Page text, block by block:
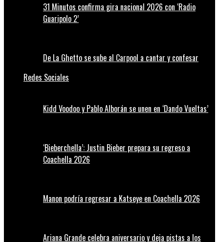
31 Minutos confirma gira nacional 2026 con ‘Radio
Guaripolo 2’
De La Ghetto se sube al Carpool a cantar y confesar
Redes Sociales
Kidd Voodoo y Pablo Alborán se unen en ‘Dando Vueltas’
‘Bieberchella’: Justin Bieber prepara su regreso a
Coachella 2026
Manon podría regresar a Katseye en Coachella 2026
Ariana Grande celebra aniversario y deja pistas a los